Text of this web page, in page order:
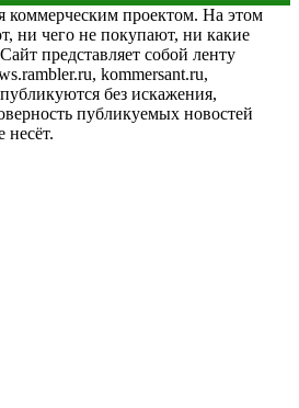
коммерческим проектом. На этом
ни чего не покупают, ни какие
представляет собой ленту
kommersant.ru,
без искажения,
публикуемых новостей
несёт.